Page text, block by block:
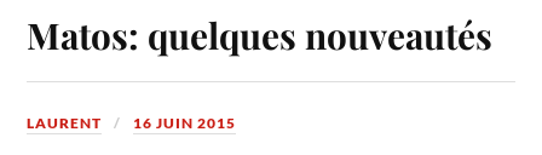
Matos: quelques nouveautés
LAURENT 16 JUIN 2015